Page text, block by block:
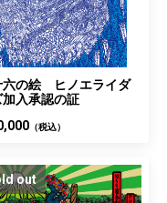
六の絵 ヒノエライダ
加入承認の証
（税込）
out